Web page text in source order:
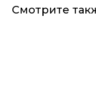
Смотрите